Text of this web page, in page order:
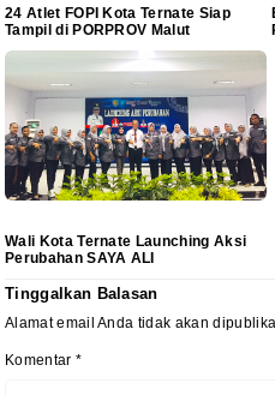
24 Atlet FOPI Kota Ternate Siap
Tampil di PORPROV Malut
Wali Kota Ternate Launching Aksi
Perubahan SAYA ALI
Tinggalkan Balasan
Alamat email Anda tidak akan
Komentar *